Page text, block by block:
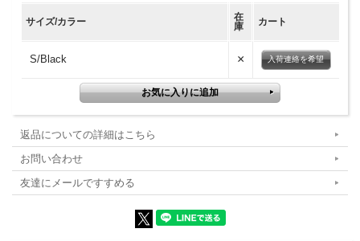
サイズ/カラー
在
庫
カート
S/Black × 入荷連絡を希望
返品についての詳細はこちら
お問い合わせ
友達にメールですすめる